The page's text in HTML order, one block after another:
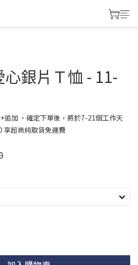
銀片Ｔ恤 - 11-
追加 ，確定下單後，將於7-21個工作天
享超商純取貨免運費